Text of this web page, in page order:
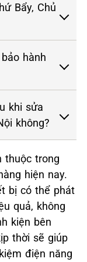
Bẩy, Chủ
hành
khi sửa
không?
thuộc trong
hiện nay.
bị có thể phát
quả, không
kiện bên
thời sẽ giúp
điện năng